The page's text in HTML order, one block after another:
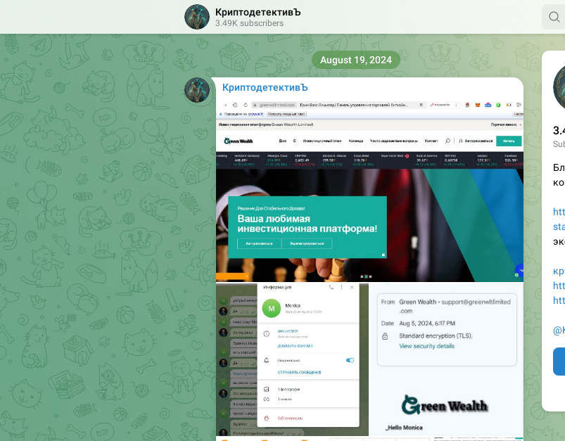
КриптодетективЪ
3.49K subscribers
КриптодетективЪ
August 19, 2024